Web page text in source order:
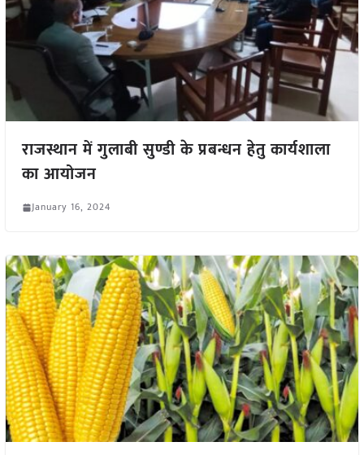
राजस्थान में गुलाबी सुण्डी के प्रबन्धन हेतु कार्यशाला
का आयोजन
January 16, 2024